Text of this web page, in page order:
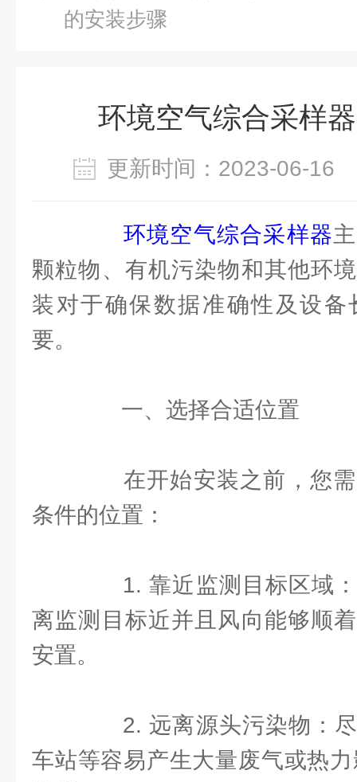
的安装步骤
环境空气综合采样
更新时间：2023-06-
环境空气综合采样器
颗粒物、有机污染物和其他环
装对于确保数据准确性及设
要。
一、选择合适位置
在开始安装之前，您需
条件的位置：
1. 靠近监测目标区域：
离监测目标近并且风向能够顺
安置。
2. 远离源头污染物：尽
车站等容易产生大量废气或热